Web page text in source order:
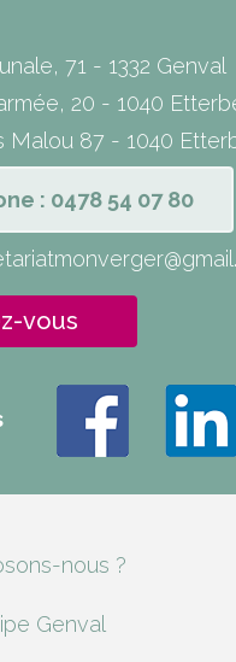
71 - 1332 Genval
20 - 1040
Malou 87 - 1040
: 0478 54 07 80
vous
nous ?
Genval